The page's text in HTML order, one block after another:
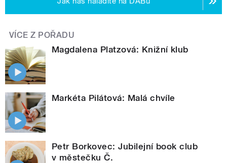
VÍCE Z POŘADU
Magdalena Platzová: Knižní klub
Markéta Pilátová: Malá chvíle
Petr Borkovec: Jubilejní book club
v městečku Č.